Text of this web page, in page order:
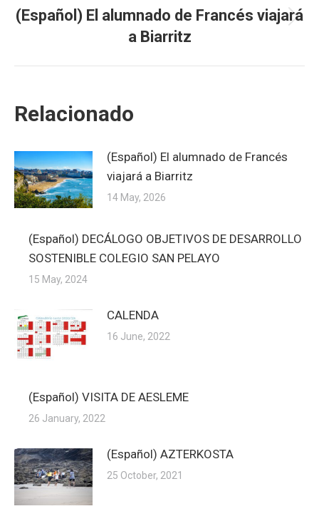
Next
post:
(Español) El alumnado de Francés viajará
a Biarritz
Relacionado
(Español) El alumnado de Francés
viajará a Biarritz
14 May, 2026
(Español) DECÁLOGO OBJETIVOS DE DESARROLLO
SOSTENIBLE COLEGIO SAN PELAYO
15 May, 2024
CALENDA
16 June, 2022
(Español) VISITA DE AESLEME
26 January, 2022
(Español) AZTERKOSTA
25 October, 2021